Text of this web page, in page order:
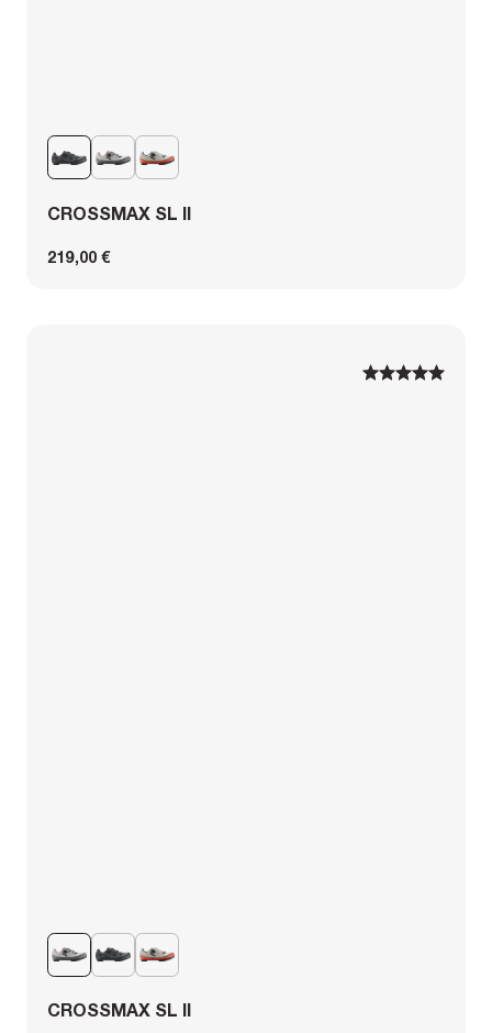
CROSSMAX SL II
219,00 €
1 2 3 4 5
1 2 3 4 5
CROSSMAX SL II